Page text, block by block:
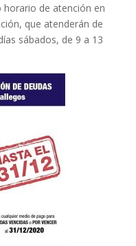
horario de atención en
que atenderán de
sábados, de 9 a 13